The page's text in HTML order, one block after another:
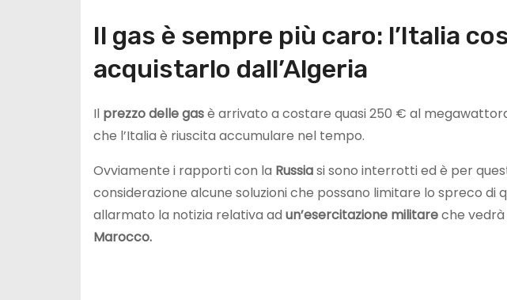
Il gas è sempre più caro: l’Italia
acquistarlo dall’Algeria
Il prezzo delle gasè arrivato a costare quasi 250 € al
che l’Italia è riuscita accumulare nel tempo.
Ovviamente i rapporti con la Russiasi sono interrotti ed è per
considerazione alcune soluzioni che possano limitare lo spreco di
allarmato la notizia relativa ad un’esercitazione militareche
Marocco.